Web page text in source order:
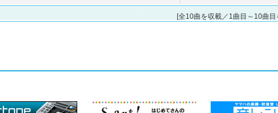
[全10曲を収載／1曲目～10曲目